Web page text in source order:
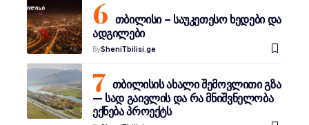
თბილისი – საუკეთესო ხედები და
ადგილები
BySheniTbilisi.ge
თბილისის ახალი შემოვლითი გზა
— სად გაივლის და რა მნიშვნელობა
ექნება პროექტს